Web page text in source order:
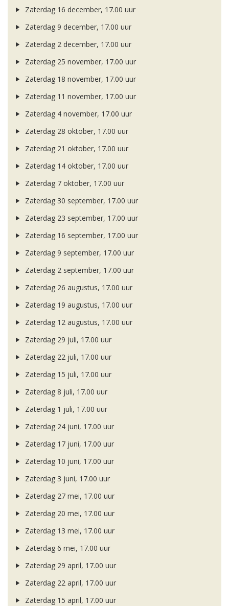
Zaterdag 16 december, 17.00 uur
Zaterdag 9 december, 17.00 uur
Zaterdag 2 december, 17.00 uur
Zaterdag 25 november, 17.00 uur
Zaterdag 18 november, 17.00 uur
Zaterdag 11 november, 17.00 uur
Zaterdag 4 november, 17.00 uur
Zaterdag 28 oktober, 17.00 uur
Zaterdag 21 oktober, 17.00 uur
Zaterdag 14 oktober, 17.00 uur
Zaterdag 7 oktober, 17.00 uur
Zaterdag 30 september, 17.00 uur
Zaterdag 23 september, 17.00 uur
Zaterdag 16 september, 17.00 uur
Zaterdag 9 september, 17.00 uur
Zaterdag 2 september, 17.00 uur
Zaterdag 26 augustus, 17.00 uur
Zaterdag 19 augustus, 17.00 uur
Zaterdag 12 augustus, 17.00 uur
Zaterdag 29 juli, 17.00 uur
Zaterdag 22 juli, 17.00 uur
Zaterdag 15 juli, 17.00 uur
Zaterdag 8 juli, 17.00 uur
Zaterdag 1 juli, 17.00 uur
Zaterdag 24 juni, 17.00 uur
Zaterdag 17 juni, 17.00 uur
Zaterdag 10 juni, 17.00 uur
Zaterdag 3 juni, 17.00 uur
Zaterdag 27 mei, 17.00 uur
Zaterdag 20 mei, 17.00 uur
Zaterdag 13 mei, 17.00 uur
Zaterdag 6 mei, 17.00 uur
Zaterdag 29 april, 17.00 uur
Zaterdag 22 april, 17.00 uur
Zaterdag 15 april, 17.00 uur